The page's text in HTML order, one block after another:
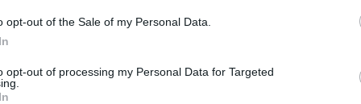
opt-out of the Sale of my Personal Data.
opt-out of processing my Personal Data for Targeted
ribadisce l’importanza di coniugare il
patrimonio naturale. L’introduzione di
chiuso per la spiaggia Le Piscine,
naturale, si inserisce in una più ampia